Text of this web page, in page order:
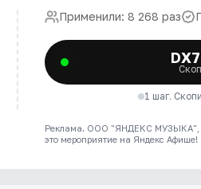
Применили: 8 268 раз
1 шаг.
Реклама. ООО "ЯНДЕКС МУЗЫКА",
это мероприятие на Яндекс Афише!